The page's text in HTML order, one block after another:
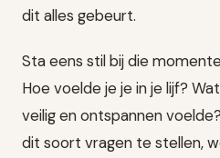
dit alles gebeurt.
Sta eens stil bij die
Hoe voelde je je in je lijf?
veilig en ontspannen
dit soort vragen te stellen,